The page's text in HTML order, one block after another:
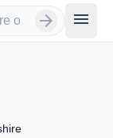
arrow_forward menu